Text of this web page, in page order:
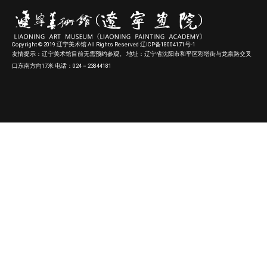
Copyright © 2019 辽宁美术馆 All Rights Reserved 辽ICP备18004171号-1
友情提示：辽宁美术馆目前无需预约参观。 地址：辽宁省沈阳市和平区彩塔街与龙泉路交叉
口东南方向17米 电话：024－23844181